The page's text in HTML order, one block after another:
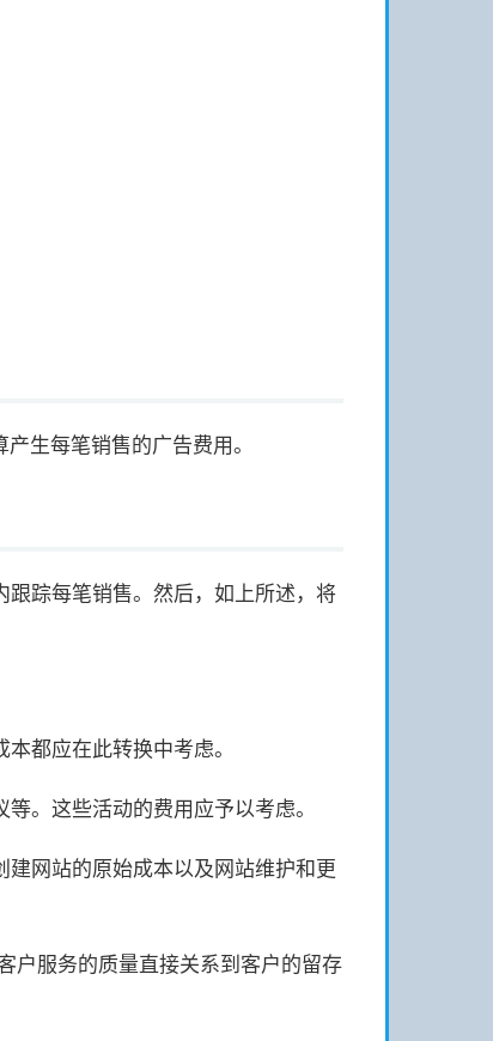
生每笔销售的广告费用。
踪每笔销售。然后，如上所述，将
都应在此转换中考虑。
。这些活动的费用应予以考虑。
网站的原始成本以及网站维护和更
户服务的质量直接关系到客户的留存